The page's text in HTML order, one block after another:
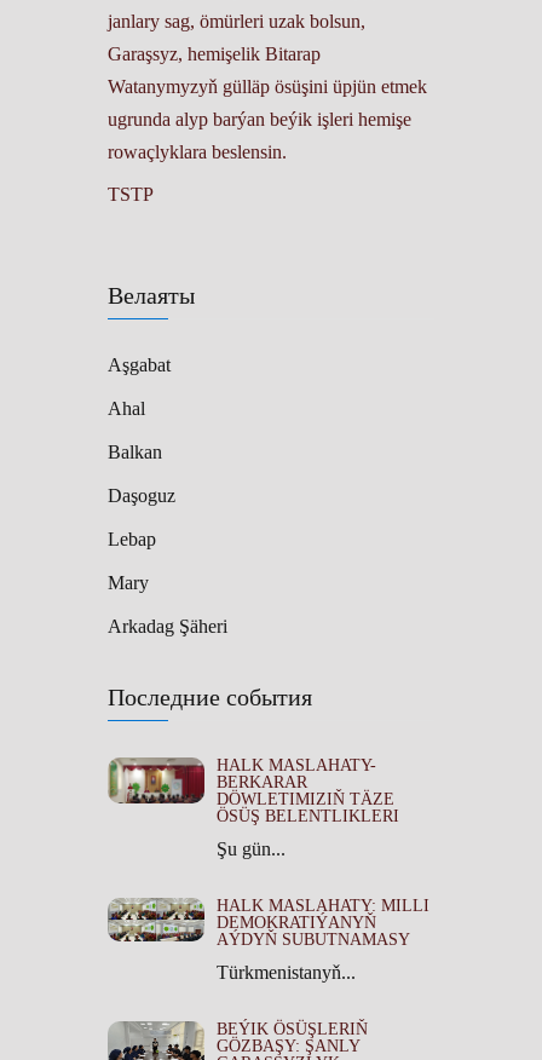
Велаяты
Aşgabat
Ahal
Balkan
Daşoguz
Lebap
Mary
Arkadag Şäheri
Последние события
HALK MASLAHATY-
BERKARAR
DÖWLETIMIZIŇ TÄZE
ÖSÜŞ BELENTLIKLERI
Şu gün...
HALK MASLAHATY: MILLI
DEMOKRATIÝANYŇ
AÝDYŇ SUBUTNAMASY
Türkmenistanyň...
BEÝIK ÖSÜŞLERIŇ
GÖZBAŞY: ŞANLY
janlary sag, ömürleri uzak bolsun,
Garaşsyz, hemişelik Bitarap
Watanymyzyň gülläp ösüşini üpjün etmek
ugrunda alyp barýan beýik işleri hemişe
rowaçlyklara beslensin.
TSTP